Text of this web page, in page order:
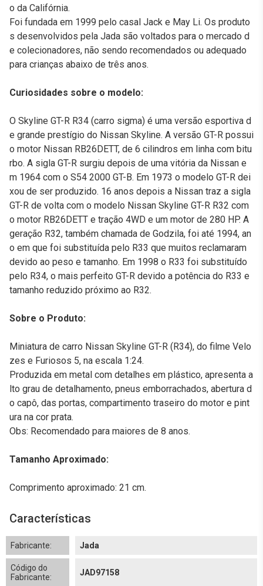
o da Califórnia.
Foi fundada em 1999 pelo casal Jack e May Li. Os produto
s desenvolvidos pela Jada são voltados para o mercado d
e colecionadores, não sendo recomendados ou adequado
para crianças abaixo de três anos.
Curiosidades sobre o modelo:
O Skyline GT-R R34 (carro sigma) é uma versão esportiva d
e grande prestígio do Nissan Skyline. A versão GT-R possui
o motor Nissan RB26DETT, de 6 cilindros em linha com bitu
rbo. A sigla GT-R surgiu depois de uma vitória da Nissan e
m 1964 com o S54 2000 GT-B. Em 1973 o modelo GT-R dei
xou de ser produzido. 16 anos depois a Nissan traz a sigla
GT-R de volta com o modelo Nissan Skyline GT-R R32 com
o motor RB26DETT e tração 4WD e um motor de 280 HP. A
geração R32, também chamada de Godzila, foi até 1994, an
o em que foi substituída pelo R33 que muitos reclamaram
devido ao peso e tamanho. Em 1998 o R33 foi substituído
pelo R34, o mais perfeito GT-R devido a potência do R33 e
tamanho reduzido próximo ao R32.
Sobre o Produto:
Miniatura de carro Nissan Skyline GT-R (R34), do filme Velo
zes e Furiosos 5, na escala 1:24.
Produzida em metal com detalhes em plástico, apresenta a
lto grau de detalhamento, pneus emborrachados, abertura d
o capô, das portas, compartimento traseiro do motor e pint
ura na cor prata.
Obs: Recomendado para maiores de 8 anos.
Tamanho Aproximado:
Comprimento aproximado: 21 cm.
Características
Fabricante: Jada
Código do
Fabricante:
JAD97158